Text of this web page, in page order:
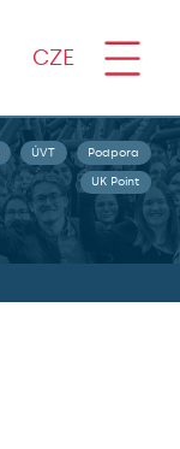
CZE
ÚVT Podpora
UK Point